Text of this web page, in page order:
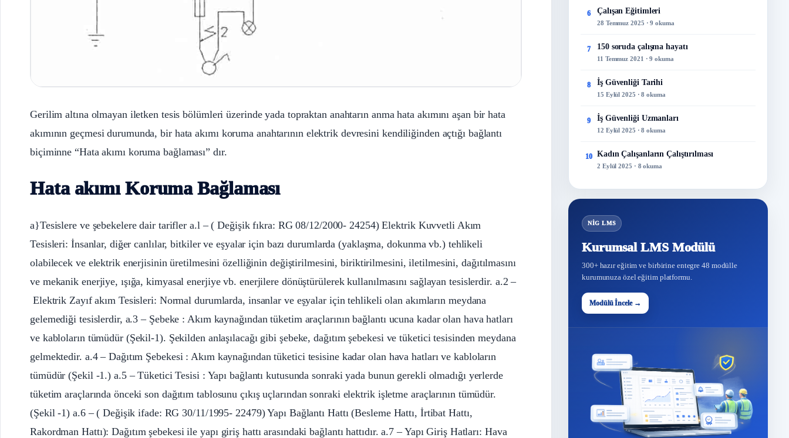
Gerilim altına olmayan iletken tesis bölümleri üzerinde yada topraktan anahtarın anma hata akımını aşan bir hata
akımının geçmesi durumunda, bir hata akımı koruma anahtarının elektrik devresini kendiliğinden açtığı bağlantı
biçiminne “Hata akımı koruma bağlaması” dır.
Hata akımı Koruma Bağlaması
a}Tesislere ve şebekelere dair tarifler a.l – ( Değişik fıkra: RG 08/12/2000- 24254) Elektrik Kuvvetli Akım
Tesisleri: İnsanlar, diğer canlılar, bitkiler ve eşyalar için bazı durumlarda (yaklaşma, dokunma vb.) tehlikeli
olabilecek ve elektrik enerjisinin üretilmesini özelliğinin değiştirilmesini, biriktirilmesini, iletilmesini, dağıtılmasını
ve mekanik enerjiye, ışığa, kimyasal enerjiye vb. enerjilere dönüştürülerek kullanılmasını sağlayan tesislerdir. a.2 –
Elektrik Zayıf akım Tesisleri: Normal durumlarda, insanlar ve eşyalar için tehlikeli olan akımların meydana
gelemediği tesislerdir, a.3 – Şebeke : Akım kaynağından tüketim araçlarının bağlantı ucuna kadar olan hava hatları
ve kabloların tümüdür (Şekil-1). Şekilden anlaşılacağı gibi şebeke, dağıtım şebekesi ve tüketici tesisinden meydana
gelmektedir. a.4 – Dağıtım Şebekesi : Akım kaynağından tüketici tesisine kadar olan hava hatları ve kabloların
tümüdür (Şekil -1.) a.5 – Tüketici Tesisi : Yapı bağlantı kutusunda sonraki yada bunun gerekli olmadığı yerlerde
tüketim araçlarında önceki son dağıtım tablosunu çıkış uçlarından sonraki elektrik işletme araçlarının tümüdür.
(Şekil -1) a.6 – ( Değişik ifade: RG 30/11/1995- 22479) Yapı Bağlantı Hattı (Besleme Hattı, İrtibat Hattı,
Rakordman Hattı): Dağıtım şebekesi ile yapı giriş hattı arasındaki bağlantı hattıdır. a.7 – Yapı Giriş Hatları: Hava
6 Çalışan Eğitimleri
28 Temmuz 2025 · 9 okuma
7 150 soruda çalışma hayatı
11 Temmuz 2021 · 9 okuma
8 İş Güvenliği Tarihi
15 Eylül 2025 · 8 okuma
9 İş Güvenliği Uzmanları
12 Eylül 2025 · 8 okuma
10 Kadın Çalışanların Çalıştırılması
2 Eylül 2025 · 8 okuma
NİG LMS
Kurumsal LMS Modülü
300+ hazır eğitim ve birbirine entegre 48 modülle
kurumunuza özel eğitim platformu.
Modülü İncele →